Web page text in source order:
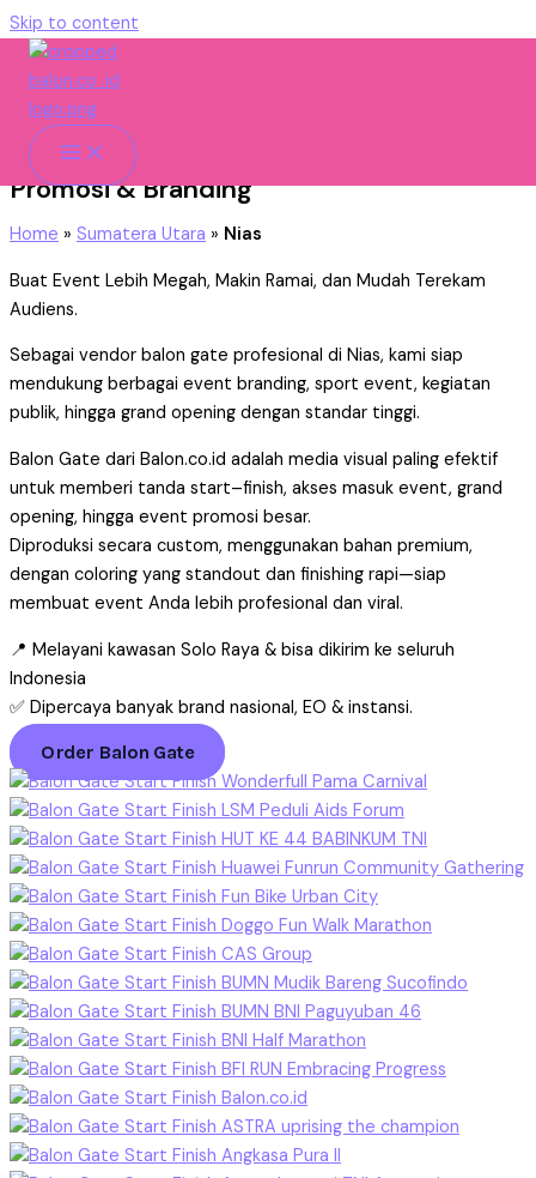
Skip to content
Nias
Vendor Balon Gate Nias Untuk Event
Promosi & Branding
Home » Sumatera Utara » Nias
Buat Event Lebih Megah, Makin Ramai, dan Mudah Terekam
Audiens.
Sebagai vendor balon gate profesional di Nias, kami siap
mendukung berbagai event branding, sport event, kegiatan
publik, hingga grand opening dengan standar tinggi.
Balon Gate dari Balon.co.id adalah media visual paling efektif
untuk memberi tanda start–finish, akses masuk event, grand
opening, hingga event promosi besar.
Diproduksi secara custom, menggunakan bahan premium,
dengan coloring yang standout dan finishing rapi—siap
membuat event Anda lebih profesional dan viral.
📍 Melayani kawasan Solo Raya & bisa dikirim ke seluruh
Indonesia
✅ Dipercaya banyak brand nasional, EO & instansi.
Order Balon Gate